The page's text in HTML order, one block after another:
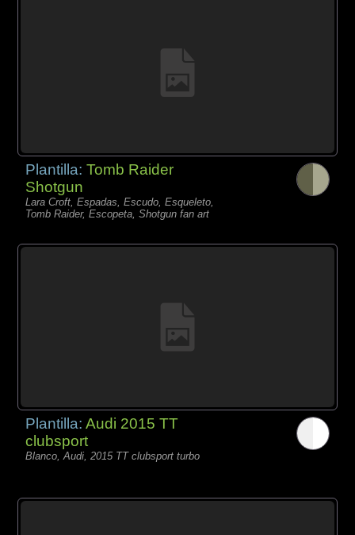
Plantilla:Tomb Raider
Shotgun
Lara Croft, Espadas, Escudo, Esqueleto,
Tomb Raider, Escopeta, Shotgun fan art
Plantilla:Audi 2015 TT
clubsport
Blanco, Audi, 2015 TT clubsport turbo